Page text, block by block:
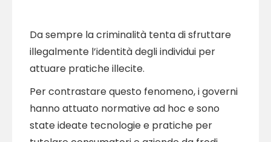
Da sempre la criminalità tenta di sfruttare
illegalmente l’identità degli individui per
attuare pratiche illecite.
Per contrastare questo fenomeno, i governi
hanno attuato normative ad hoc e sono
state ideate tecnologie e pratiche per